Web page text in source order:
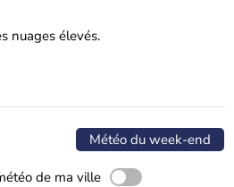
nuages élevés.
Météo du week-end
de ma ville